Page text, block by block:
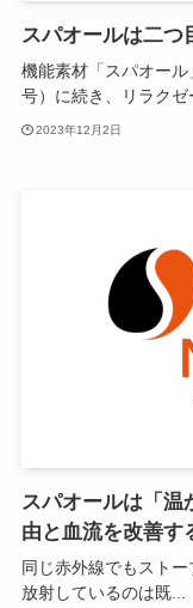
スパオールは二つ
機能素材「スパオー
号）に続き、リラクゼ
2023年12月2日
スパオールは「温
由と血流を改善す
同じ赤外線でもスト
放射しているのは既...